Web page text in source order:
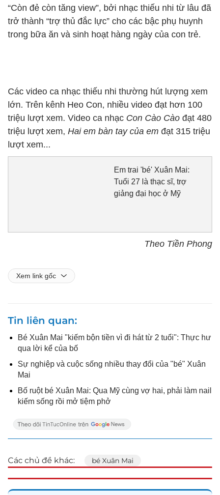
“Còn đẻ còn tăng view”, bởi nhạc thiếu nhi từ lâu đã
trở thành “trợ thủ đắc lực” cho các bậc phụ huynh
trong bữa ăn và sinh hoạt hàng ngày của con trẻ.
Các video ca nhạc thiếu nhi thường hút lượng xem
lớn. Trên kênh Heo Con, nhiều video đạt hơn 100
triệu lượt xem. Video ca nhạc Con Cào Cào đạt 480
triệu lượt xem, Hai em bàn tay của em đạt 315 triệu
lượt xem...
Em trai 'bé' Xuân Mai:
Tuổi 27 là thạc sĩ, trợ
giảng đại học ở Mỹ
Theo Tiền Phong
Xem link gốc
Tin liên quan
Bé Xuân Mai "kiếm bộn tiền vì đi hát từ 2 tuổi": Thực hư
qua lời kể của bố
Sự nghiệp và cuộc sống nhiều thay đổi của "bé" Xuân
Mai
Bố ruột bé Xuân Mai: Qua Mỹ cùng vợ hai, phải làm nail
kiếm sống rồi mở tiệm phở
Các chủ đề khác: bé Xuân Mai